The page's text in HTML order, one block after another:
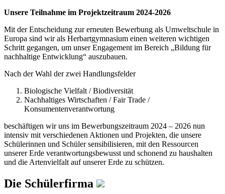
Unsere Teilnahme im Projektzeitraum 2024-2026
Mit der Entscheidung zur erneuten Bewerbung als Umweltschule in
Europa sind wir als Herbartgymnasium einen weiteren wichtigen
Schritt gegangen, um unser Engagement im Bereich „Bildung für
nachhaltige Entwicklung“ auszubauen.
Nach der Wahl der zwei Handlungsfelder
Biologische Vielfalt / Biodiversität
Nachhaltiges Wirtschaften / Fair Trade /
Konsumentenverantwortung
beschäftigen wir uns im Bewerbungszeitraum 2024 – 2026 nun
intensiv mit verschiedenen Aktionen und Projekten, die unsere
Schülerinnen und Schüler sensibilisieren, mit den Ressourcen
unserer Erde verantwortungsbewusst und schonend zu haushalten
und die Artenvielfalt auf unserer Erde zu schützen.
Die Schülerfirma